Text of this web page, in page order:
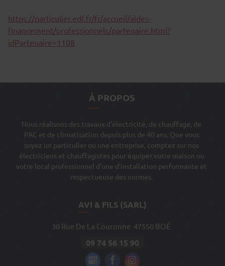
https://particulier.edf.fr/fr/accueil/aides-
financement/professionnels/partenaire.html?
idPartenaire=1108
À PROPOS
Nous réalisons des travaux d'électricité, de chauffage, de
PAC et de climatisation depuis plus de 40 ans. Que vous
soyez un particulier ou une entreprise, comptez sur nos
électriciens et chauffagistes pour équiper votre maison ou
votre local professionnel d'une d'installation performante et
respectueuse des normes.
AVI & FILS (SARL)
30 Rue De La Couronne 47550 BOÉ
09 74 56 15 90